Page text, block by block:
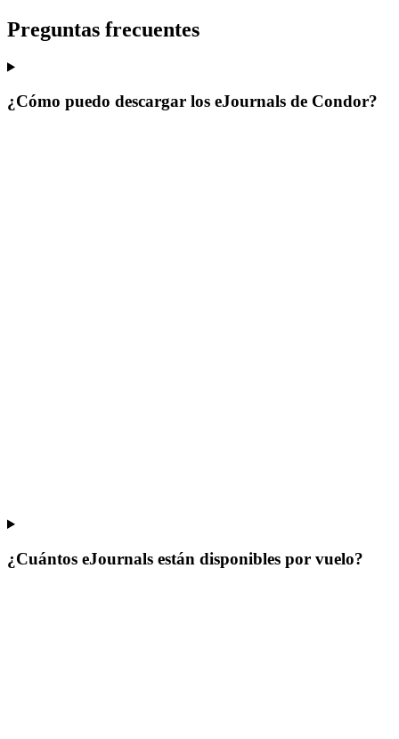
Preguntas frecuentes
¿Cómo puedo descargar los eJournals de Condor?
¿Cuántos eJournals están disponibles por vuelo?